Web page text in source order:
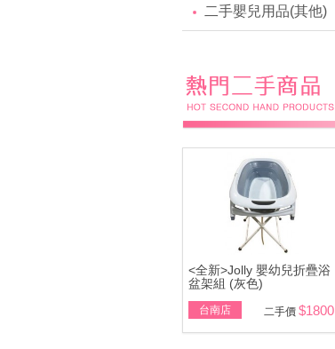
二手嬰兒用品(其他)
<全新>Jolly 嬰幼兒折疊浴
盆架組 (灰色)
台南店 二手價 $1800